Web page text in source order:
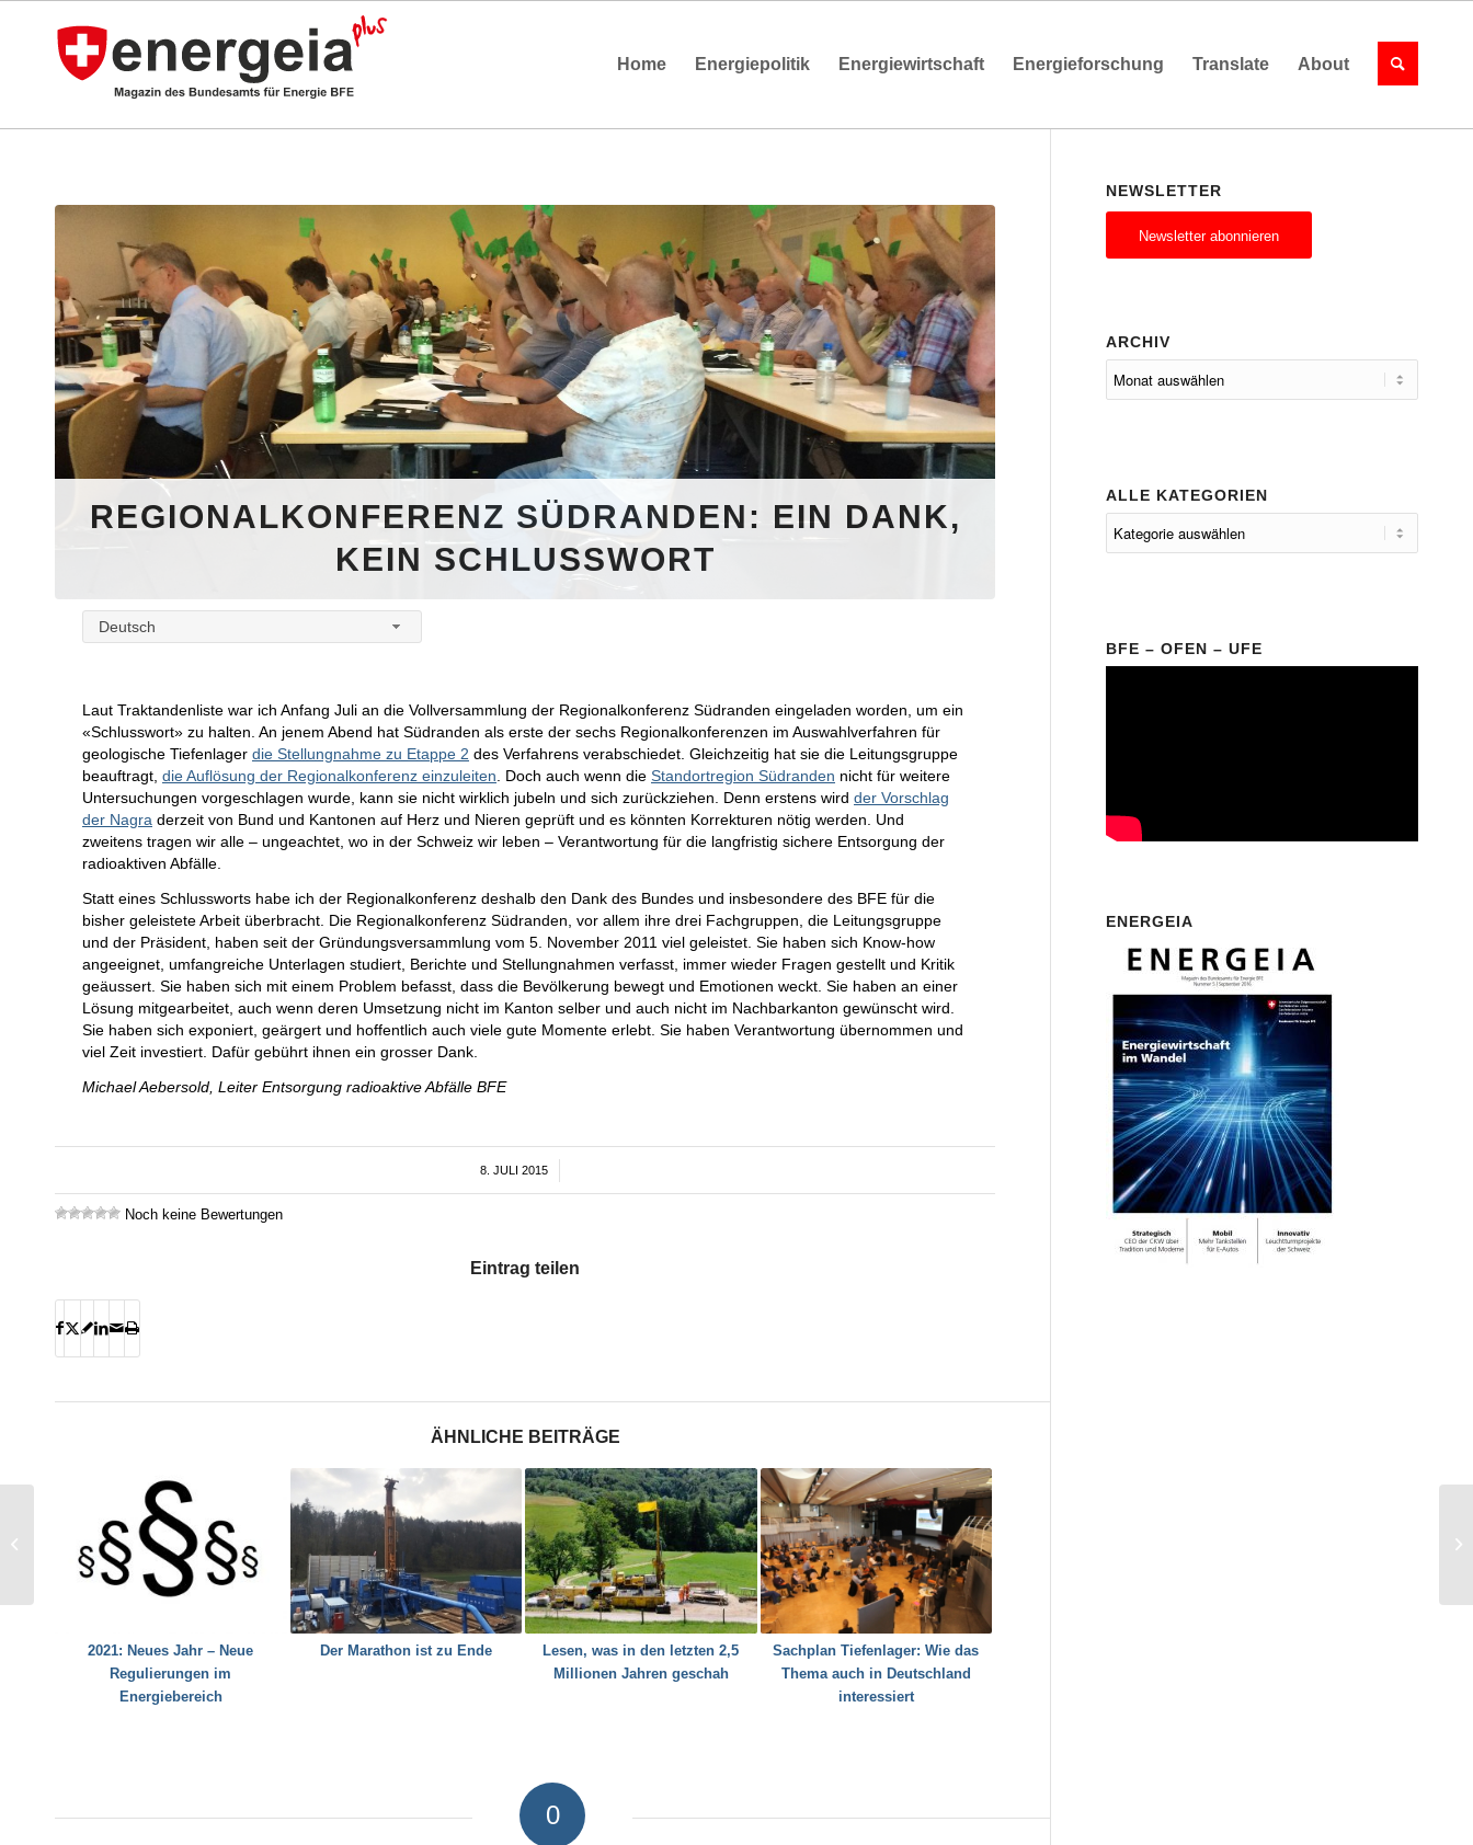
Home Energiepolitik Energiewirtschaft Energieforschung Translate About
REGIONALKONFERENZ SÜDRANDEN: EIN DANK,
KEIN SCHLUSSWORT
Deutsch
Laut Traktandenliste war ich Anfang Juli an die Vollversammlung der Regionalkonferenz Südranden eingeladen worden, um ein
«Schlusswort» zu halten. An jenem Abend hat Südranden als erste der sechs Regionalkonferenzen im Auswahlverfahren für
geologische Tiefenlager die Stellungnahme zu Etappe 2 des Verfahrens verabschiedet. Gleichzeitig hat sie die Leitungsgruppe
beauftragt, die Auflösung der Regionalkonferenz einzuleiten. Doch auch wenn die Standortregion Südranden nicht für weitere
Untersuchungen vorgeschlagen wurde, kann sie nicht wirklich jubeln und sich zurückziehen. Denn erstens wird der Vorschlag
der Nagra derzeit von Bund und Kantonen auf Herz und Nieren geprüft und es könnten Korrekturen nötig werden. Und
zweitens tragen wir alle – ungeachtet, wo in der Schweiz wir leben – Verantwortung für die langfristig sichere Entsorgung der
radioaktiven Abfälle.
Statt eines Schlussworts habe ich der Regionalkonferenz deshalb den Dank des Bundes und insbesondere des BFE für die
bisher geleistete Arbeit überbracht. Die Regionalkonferenz Südranden, vor allem ihre drei Fachgruppen, die Leitungsgruppe
und der Präsident, haben seit der Gründungsversammlung vom 5. November 2011 viel geleistet. Sie haben sich Know-how
angeeignet, umfangreiche Unterlagen studiert, Berichte und Stellungnahmen verfasst, immer wieder Fragen gestellt und Kritik
geäussert. Sie haben sich mit einem Problem befasst, dass die Bevölkerung bewegt und Emotionen weckt. Sie haben an einer
Lösung mitgearbeitet, auch wenn deren Umsetzung nicht im Kanton selber und auch nicht im Nachbarkanton gewünscht wird.
Sie haben sich exponiert, geärgert und hoffentlich auch viele gute Momente erlebt. Sie haben Verantwortung übernommen und
viel Zeit investiert. Dafür gebührt ihnen ein grosser Dank.
Michael Aebersold, Leiter Entsorgung radioaktive Abfälle BFE
8. JULI 2015
Noch keine Bewertungen
Eintrag teilen
ÄHNLICHE BEITRÄGE
2021: Neues Jahr – Neue
Regulierungen im
Energiebereich
Der Marathon ist zu Ende
Lesen, was in den letzten 2,5
Millionen Jahren geschah
Sachplan Tiefenlager: Wie das
Thema auch in Deutschland
interessiert
0
NEWSLETTER
Newsletter abonnieren
ARCHIV
ALLE KATEGORIEN
BFE – OFEN – UFE
ENERGEIA
Journées d’études du
Comité suisse des
barrages : Pontresina